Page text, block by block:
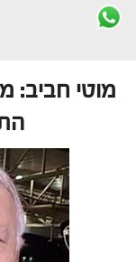
מוטי חביב: